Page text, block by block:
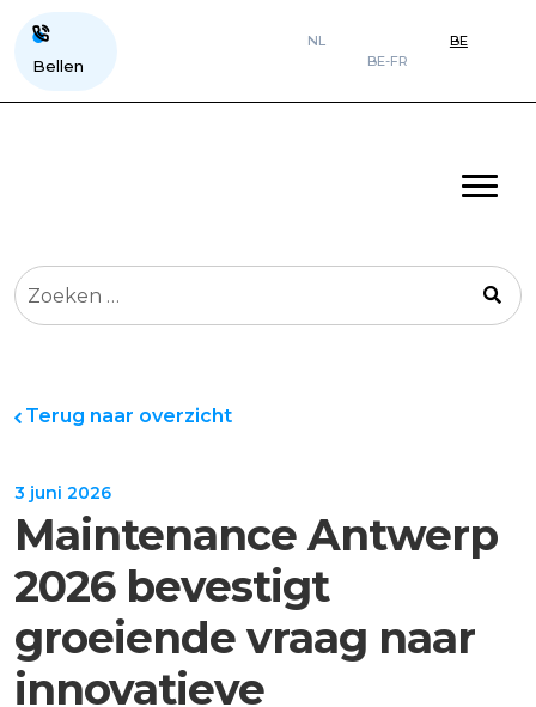
Bellen
NL
BE
BE-FR
Zoeken
naar:
Terug naar overzicht
3 juni 2026
Maintenance Antwerp
2026 bevestigt
groeiende vraag naar
innovatieve